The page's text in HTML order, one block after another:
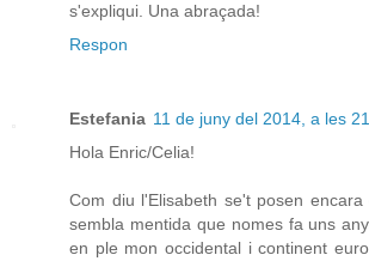
s'expliqui. Una abraçada!
Respon
Estefania 11 de juny del 2014, a les
Hola Enric/Celia!
Com diu l'Elisabeth se't posen
sembla mentida que nomes fa uns
en ple mon occidental i continent